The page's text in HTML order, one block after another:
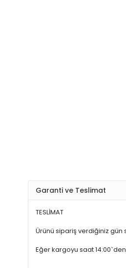
Garanti ve Teslimat
TESLİMAT
Ürünü sipariş verdiğiniz gün
Eğer kargoyu saat